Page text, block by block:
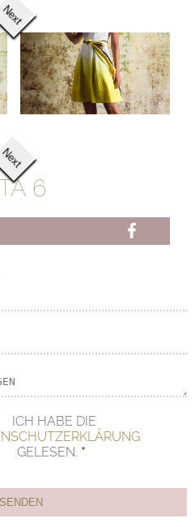
Next
Next
6
FB
ICH HABE DIE
GELESEN.